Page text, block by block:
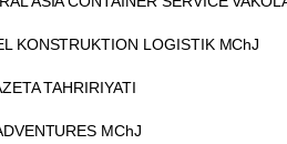
KONSTRUKTION LOGISTIK MChJ
TAHRIRIYATI
MChJ